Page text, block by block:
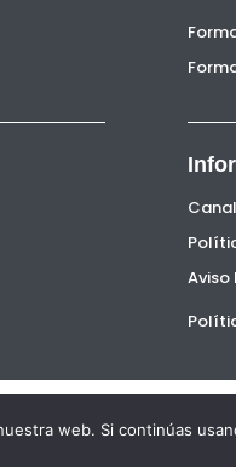
Aviso
web. Si continúas